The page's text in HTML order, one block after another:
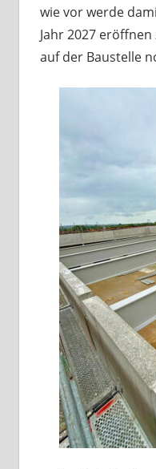
wie vor werde
Jahr 2027
auf der Baustelle